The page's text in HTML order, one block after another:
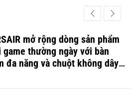
a
r
h
mở rộng dòng sản phẩm
game thường ngày với bàn
đa năng và chuột không dây
thái học